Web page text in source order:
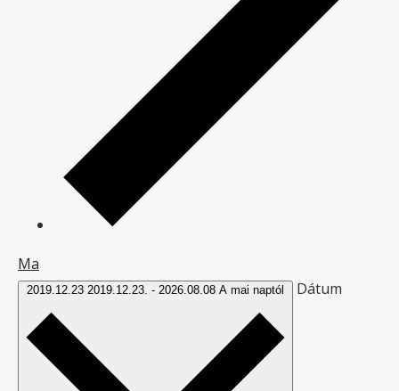
Ma
2019.12.23 2019.12.23. - 2026.08.08 A mai naptól Dátum